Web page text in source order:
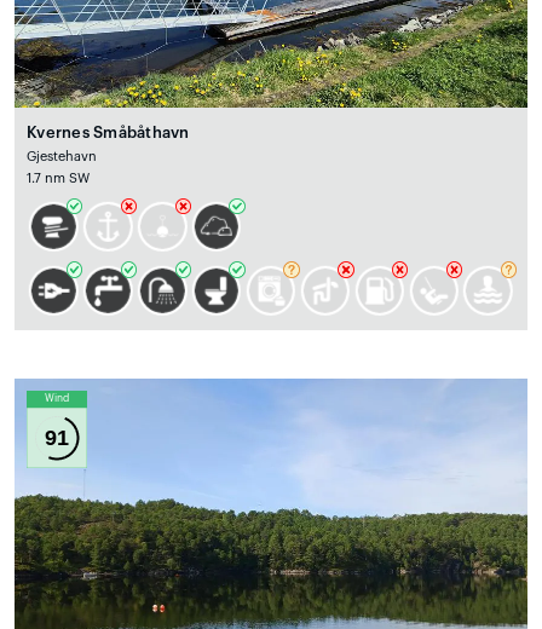
Kvernes Småbåthavn
Gjestehavn
1.7 nm SW
Wind
91